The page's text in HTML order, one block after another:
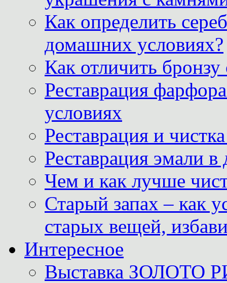
Как определить
домашних условиях?
Как отличить
Реставрация
условиях
Реставрация и
Реставрация эмали
Чем и как лучше
Старый запах – как
старых вещей,
Интересное
Выставка ЗОЛОТО